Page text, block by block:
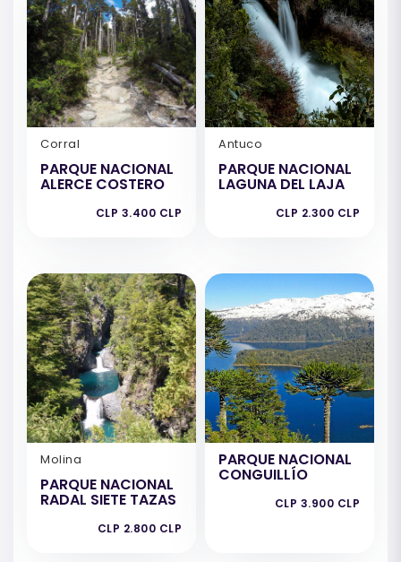
Corral
PARQUE NACIONAL
ALERCE COSTERO
CLP 3.400 CLP
Antuco
PARQUE NACIONAL
LAGUNA DEL LAJA
CLP 2.300 CLP
Molina
PARQUE NACIONAL
RADAL SIETE TAZAS
CLP 2.800 CLP
PARQUE NACIONAL
CONGUILLÍO
CLP 3.900 CLP